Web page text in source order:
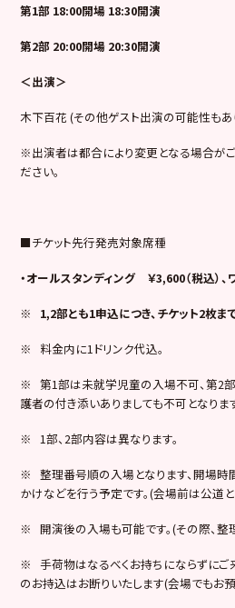
第1部 18:00開場 18:30開演
第2部 20:00開場 20:30開演
＜出演＞
木下百花 (その他ゲスト出演の可能性もあ
※出演者は都合により変更となる場合がご
ださい。
■チケット先行発売対象席種
・オールスタンディング ￥3,600（税込）、
※ 1,2部とも1申込につき、チケット2枚ま
※ 料金内に1ドリンク代込。
※ 第1部は未就学児童の入場不可、第2
護者の付き添いありましても不可となりま
※ 1部、2部内容は異なります。
※ 整理番号順の入場となります、開場
かけなどを行う予定です。(会場前は公道
※ 開演後の入場も可能です。(その際、整
※ 手荷物はなるべくお持ちにならずにご
のお持込はお断りいたします(会場でもお